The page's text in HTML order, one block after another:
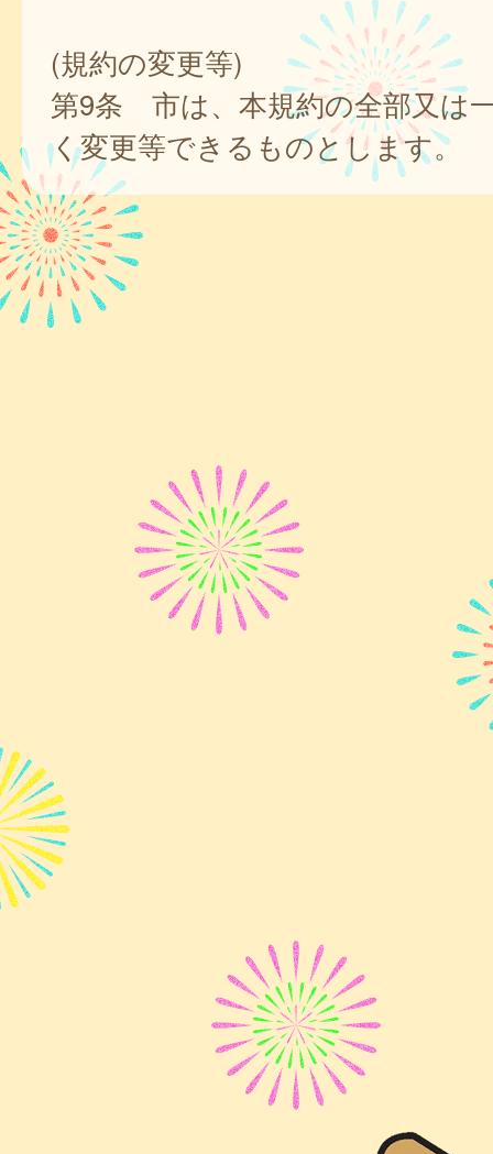
(規約の変更等)
第9条 市は、本規約の全部又は
く変更等できるものとします。